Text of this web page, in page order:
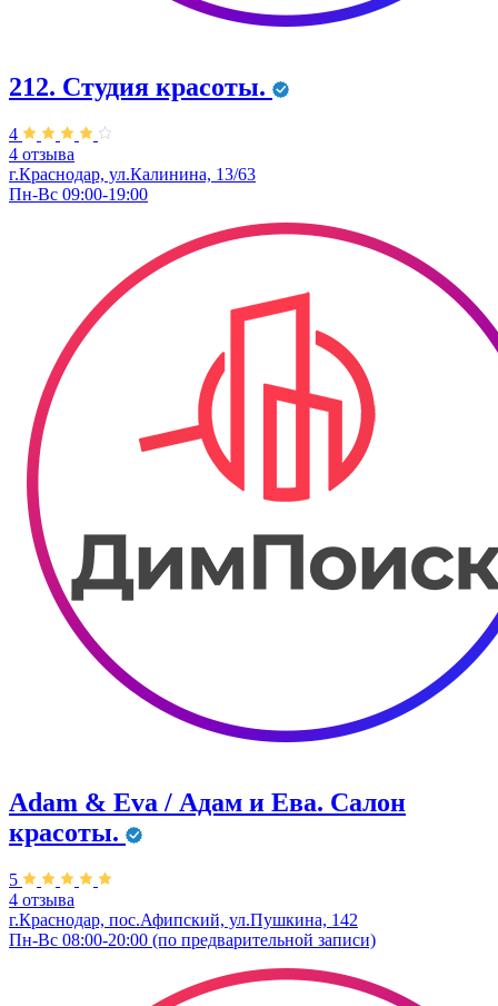
212. Студия красоты.
4
4 отзыва
г.Краснодар, ул.Калинина, 13/63
Пн-Вс 09:00-19:00
Adam & Eva / Адам и Ева. Салон
красоты.
5
4 отзыва
г.Краснодар, пос.Афипский, ул.Пушкина, 142
Пн-Вс 08:00-20:00 (по предварительной записи)